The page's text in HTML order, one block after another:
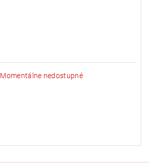
Momentálne nedostupné